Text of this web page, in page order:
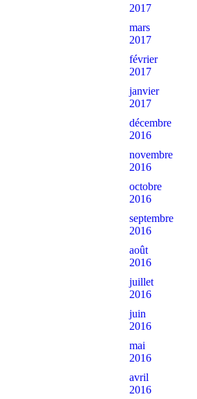
2017
mars
2017
février
2017
janvier
2017
décembre
2016
novembre
2016
octobre
2016
septembre
2016
août
2016
juillet
2016
juin
2016
mai
2016
avril
2016